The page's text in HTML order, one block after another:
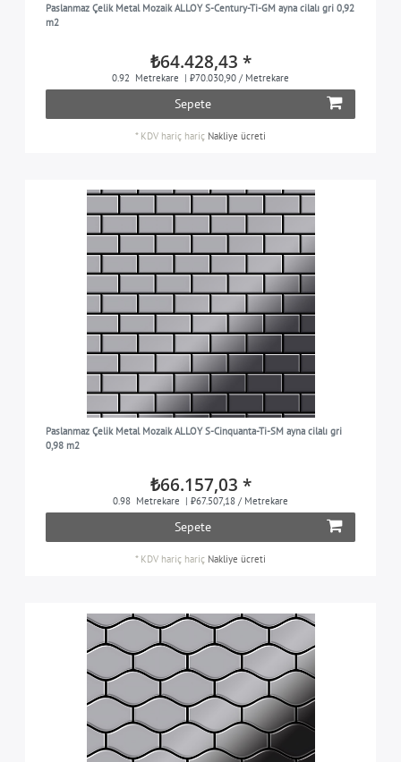
Paslanmaz Çelik Metal Mozaik ALLOY S-Century-Ti-GM ayna cilalı gri 0,92
m2
₺64.428,43 *
0.92 Metrekare | ₺70.030,90 / Metrekare
Sepete
* KDV hariç hariç Nakliye ücreti
Paslanmaz Çelik Metal Mozaik ALLOY S-Cinquanta-Ti-SM ayna cilalı gri
0,98 m2
₺66.157,03 *
0.98 Metrekare | ₺67.507,18 / Metrekare
Sepete
* KDV hariç hariç Nakliye ücreti